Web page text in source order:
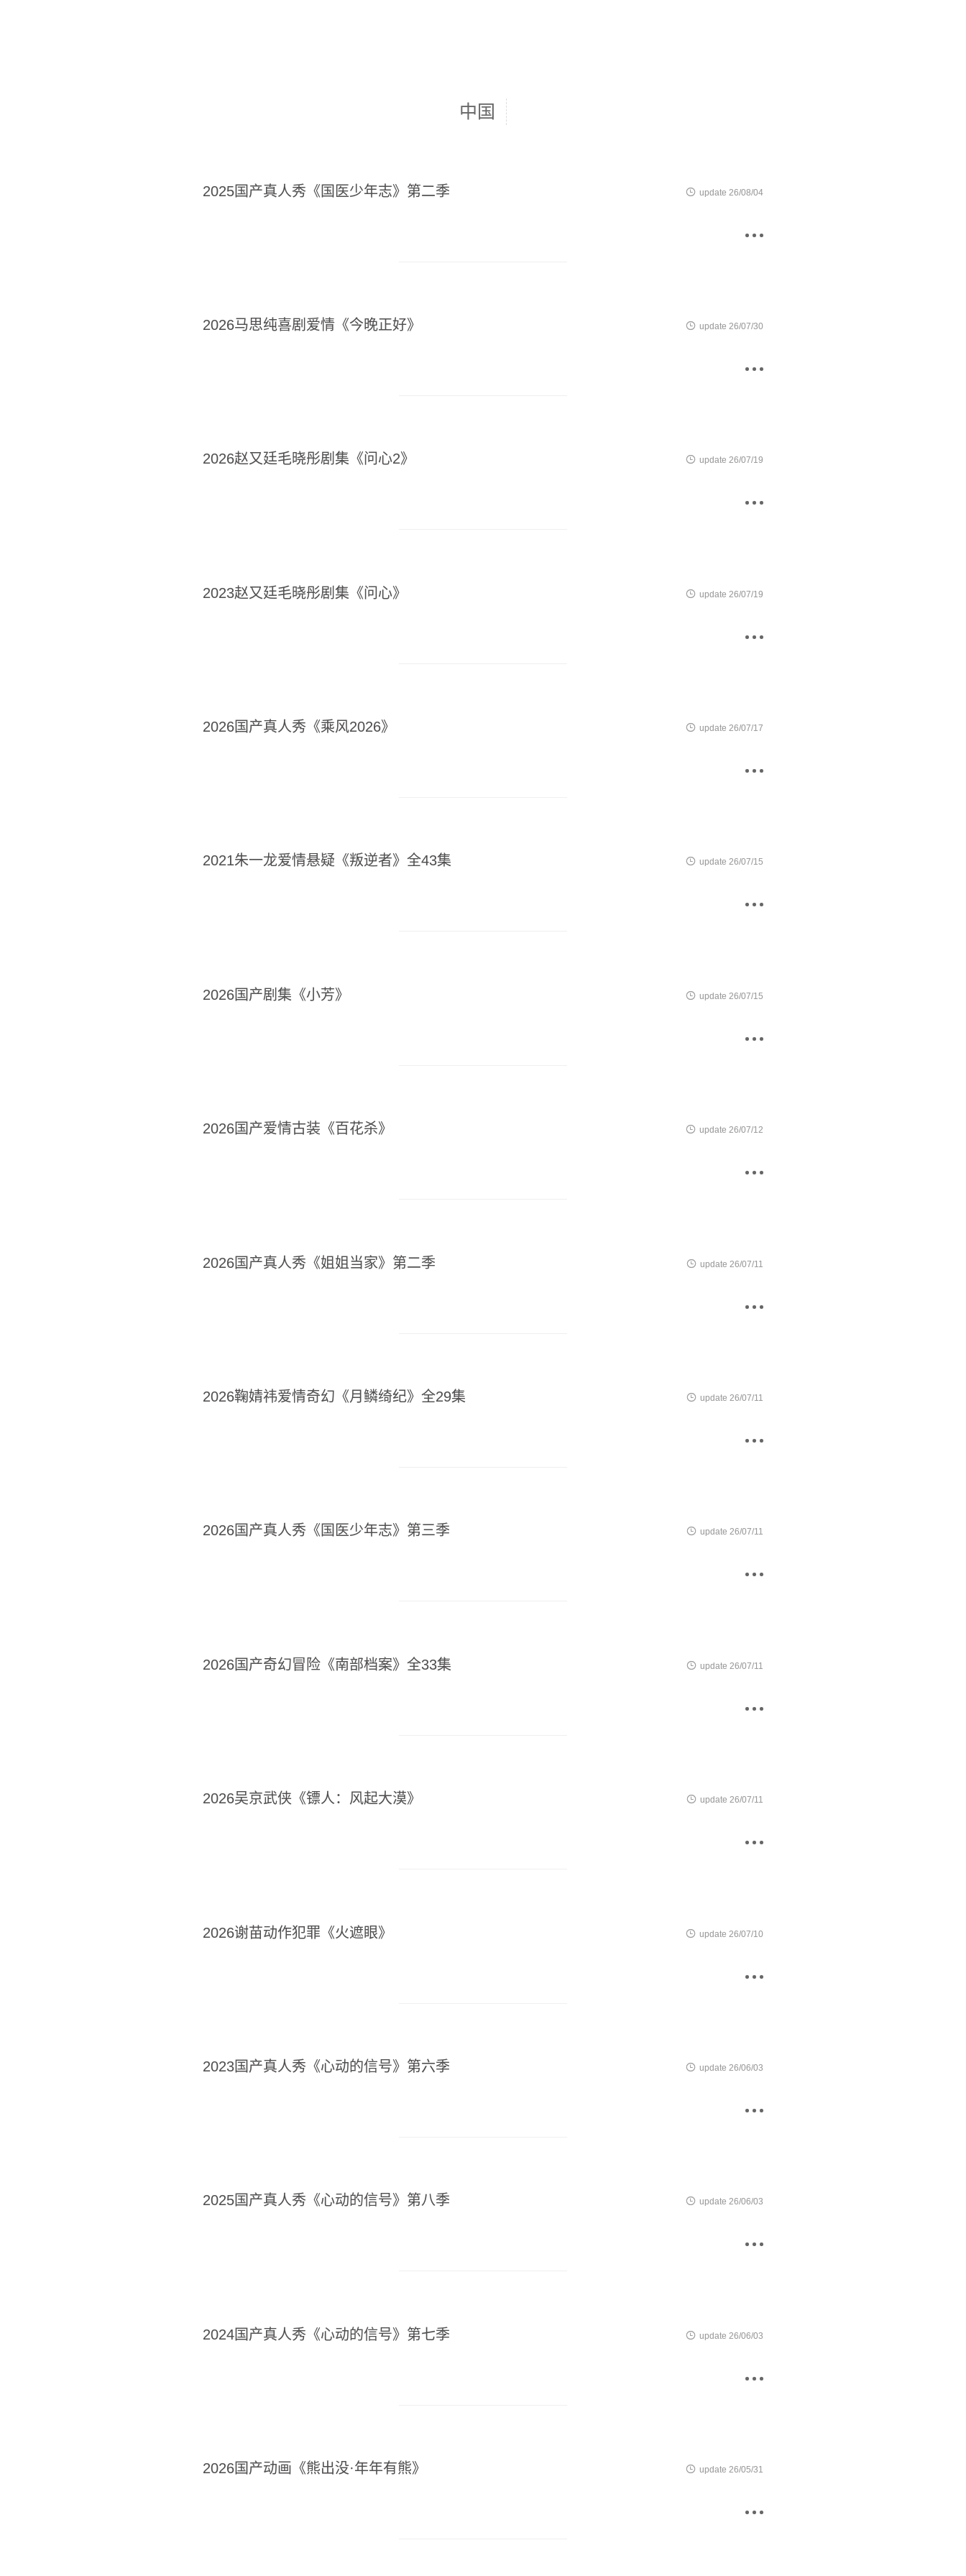
中国
2025国产真人秀《国医少年志》第二季  update 26/08/04

2026马思纯喜剧爱情《今晚正好》  update 26/07/30

2026赵又廷毛晓彤剧集《问心2》  update 26/07/19

2023赵又廷毛晓彤剧集《问心》  update 26/07/19

2026国产真人秀《乘风2026》  update 26/07/17

2021朱一龙爱情悬疑《叛逆者》全43集  update 26/07/15

2026国产剧集《小芳》  update 26/07/15

2026国产爱情古装《百花杀》  update 26/07/12

2026国产真人秀《姐姐当家》第二季  update 26/07/11

2026鞠婧祎爱情奇幻《月鳞绮纪》全29集  update 26/07/11

2026国产真人秀《国医少年志》第三季  update 26/07/11

2026国产奇幻冒险《南部档案》全33集  update 26/07/11

2026吴京武侠《镖人：风起大漠》  update 26/07/11

2026谢苗动作犯罪《火遮眼》  update 26/07/10

2023国产真人秀《心动的信号》第六季  update 26/06/03

2025国产真人秀《心动的信号》第八季  update 26/06/03

2024国产真人秀《心动的信号》第七季  update 26/06/03

2026国产动画《熊出没·年年有熊》  update 26/05/31
